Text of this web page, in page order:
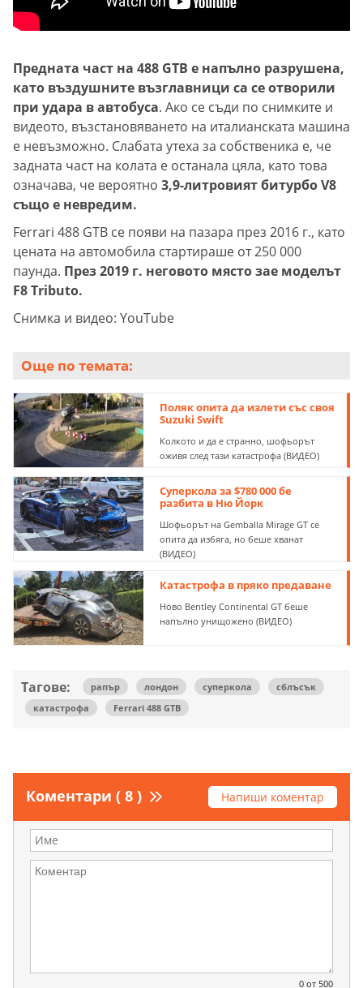
Предната част на 488 GTB е напълно разрушена,
като въздушните възглавници са се отворили
при удара в автобуса. Ако се съди по снимките и
видеото, възстановяването на италианската машина
е невъзможно. Слабата утеха за собственика е, че
задната част на колата е останала цяла, като това
означава, че вероятно 3,9-литровият битурбо V8
също е невредим.
Ferrari 488 GTB се появи на пазара през 2016 г., като
цената на автомобила стартираше от 250 000
паунда. През 2019 г. неговото място зае моделът
F8 Tributo.
Снимка и видео: YouTube
Още по темата:
Поляк опита да излети със своя
Suzuki Swift
Колкото и да е странно, шофьорът
оживя след тази катастрофа (ВИДЕО)
Суперкола за $780 000 бе
разбита в Ню Йорк
Шофьорът на Gemballa Mirage GT се
опита да избяга, но беше хванат
(ВИДЕО)
Катастрофа в пряко предаване
Ново Bentley Continental GT беше
напълно унищожено (ВИДЕО)
Тагове: рапър лондон суперкола
сблъсък
катастрофа
Ferrari 488 GTB
Коментари ( 8 ) Напиши коментар
0 от 500